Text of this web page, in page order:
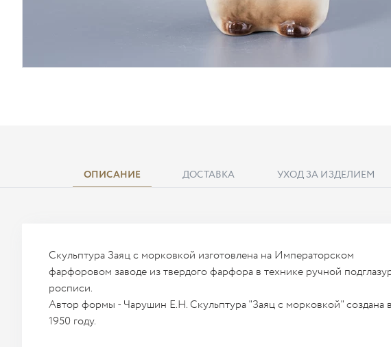
ОПИСАНИЕ ДОСТАВКА УХОД ЗА ИЗДЕЛИЕМ
Скульптура Заяц с морковкой изготовлена на Императорском
фарфоровом заводе из твердого фарфора в технике ручной
росписи.
Автор формы - Чарушин Е.Н. Скульптура "Заяц с морковкой" создана в
1950 году.